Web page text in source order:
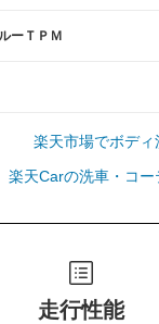
ーＴＰＭ
楽天市場でボデ
楽天Carの洗車・コ
走行性能